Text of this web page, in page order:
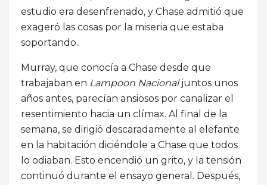
estudio era desenfrenado, y Chase admitió que
exageró las cosas por la miseria que estaba
soportando..
Murray, que conocía a Chase desde que
trabajaban en Lampoon Nacionaljuntos unos
años antes, parecían ansiosos por canalizar el
resentimiento hacia un clímax. Al final de la
semana, se dirigió descaradamente al elefante
en la habitación diciéndole a Chase que todos
lo odiaban. Esto encendió un grito, y la tensión
continuó durante el ensayo general. Después,